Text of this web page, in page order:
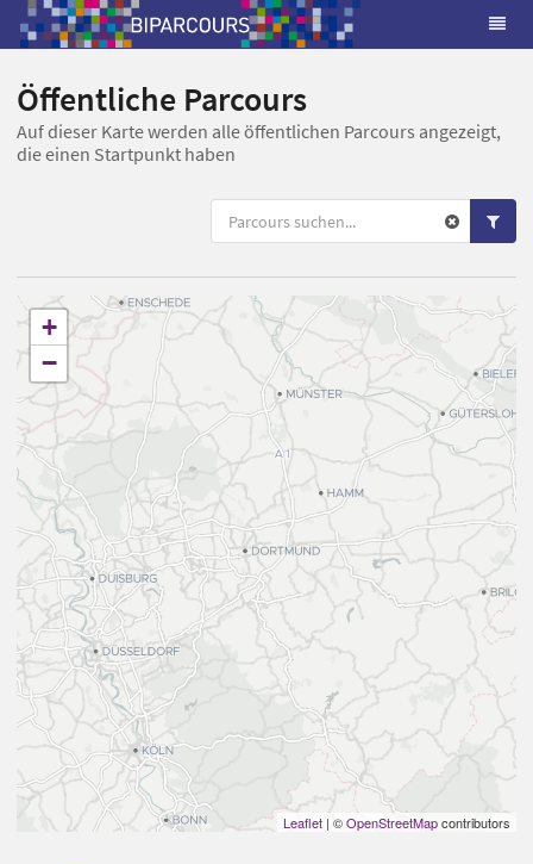
Öffentliche Parcours
Auf dieser Karte werden alle öffentlichen Parcours angezeigt,
die einen Startpunkt haben
+
−
Leaflet | ©OpenStreetMapcontributors